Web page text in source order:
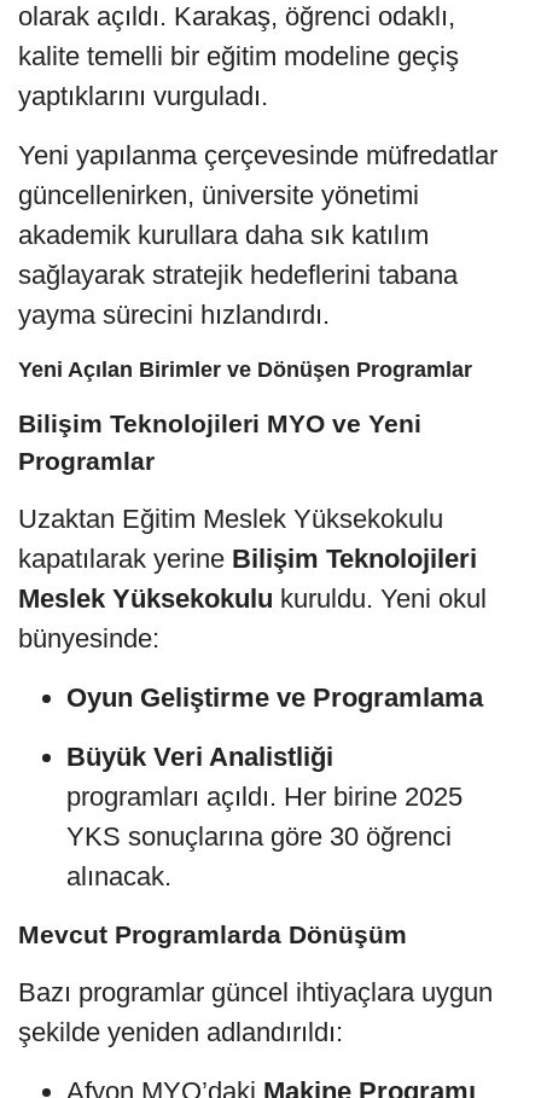
olarak açıldı. Karakaş, öğrenci odaklı,
kalite temelli bir eğitim modeline geçiş
yaptıklarını vurguladı.
Yeni yapılanma çerçevesinde müfredatlar
güncellenirken, üniversite yönetimi
akademik kurullara daha sık katılım
sağlayarak stratejik hedeflerini tabana
yayma sürecini hızlandırdı.
Yeni Açılan Birimler ve Dönüşen Programlar
Bilişim Teknolojileri MYO ve Yeni
Programlar
Uzaktan Eğitim Meslek Yüksekokulu
kapatılarak yerine Bilişim Teknolojileri
Meslek Yüksekokulu kuruldu. Yeni okul
bünyesinde:
Oyun Geliştirme ve Programlama
Büyük Veri Analistliği
programları açıldı. Her birine 2025
YKS sonuçlarına göre 30 öğrenci
alınacak.
Mevcut Programlarda Dönüşüm
Bazı programlar güncel ihtiyaçlara uygun
şekilde yeniden adlandırıldı:
Afyon MYO’daki Makine Programı